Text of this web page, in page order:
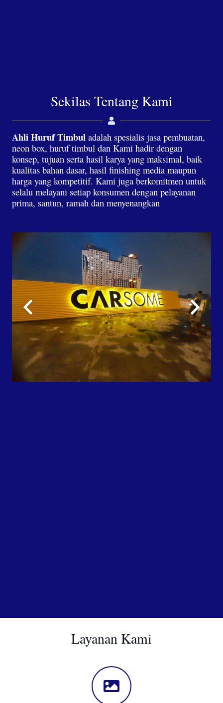
Sekilas Tentang Kami
Ahli Huruf Timbul adalah spesialis jasa pembuatan,
neon box, huruf timbul dan Kami hadir dengan
konsep, tujuan serta hasil karya yang maksimal, baik
kualitas bahan dasar, hasil finishing media maupun
harga yang kompetitif. Kami juga berkomitmen untuk
selalu melayani setiap konsumen dengan pelayanan
prima, santun, ramah dan menyenangkan
Layanan Kami